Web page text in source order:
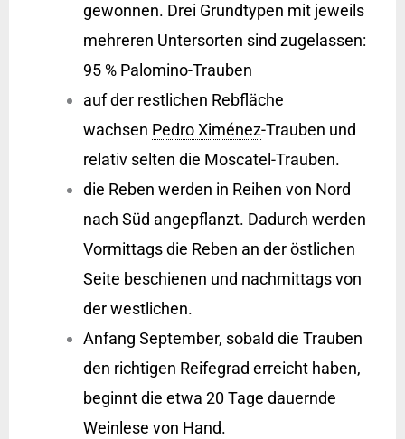
gewonnen. Drei Grundtypen mit jeweils
mehreren Untersorten sind zugelassen:
95 % Palomino-Trauben
auf der restlichen Rebfläche
wachsen Pedro Ximénez-Trauben und
relativ selten die Moscatel-Trauben.
die Reben werden in Reihen von Nord
nach Süd angepflanzt. Dadurch werden
Vormittags die Reben an der östlichen
Seite beschienen und nachmittags von
der westlichen.
Anfang September, sobald die Trauben
den richtigen Reifegrad erreicht haben,
beginnt die etwa 20 Tage dauernde
Weinlese von Hand.